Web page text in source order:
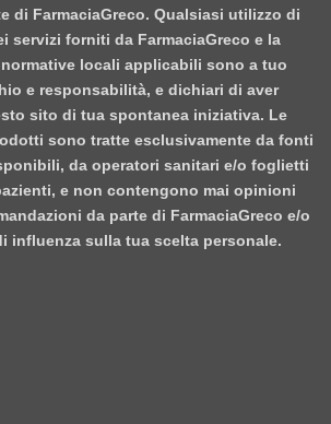
di FarmaciaGreco. Qualsiasi utilizzo di
servizi forniti da FarmaciaGreco e la
locali applicabili sono a tuo
e responsabilità, e dichiari di aver
sito di tua spontanea iniziativa. Le
sono tratte esclusivamente da fonti
da operatori sanitari e/o foglietti
e non contengono mai opinioni
da parte di FarmaciaGreco e/o
influenza sulla tua scelta personale.